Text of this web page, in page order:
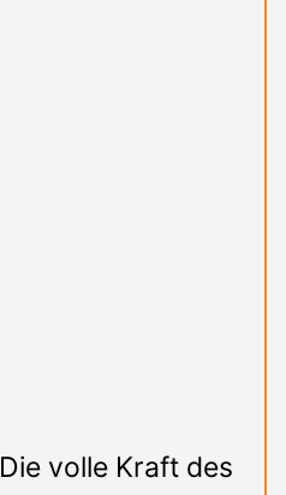
Die volle Kraft des